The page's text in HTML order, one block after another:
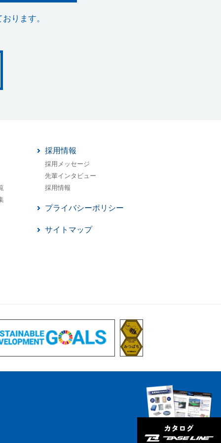
ります。
採用情報
採用メッセージ
先輩インタビュー
採用情報
プライバシーポリシー
サイトマップ